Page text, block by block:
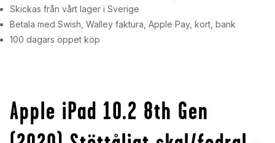
Skickas från vårt lager i Sverige
Betala med Swish, Walley faktura, Apple Pay, kort, bank
100 dagars öppet köp
Apple iPad 10.2 8th Gen